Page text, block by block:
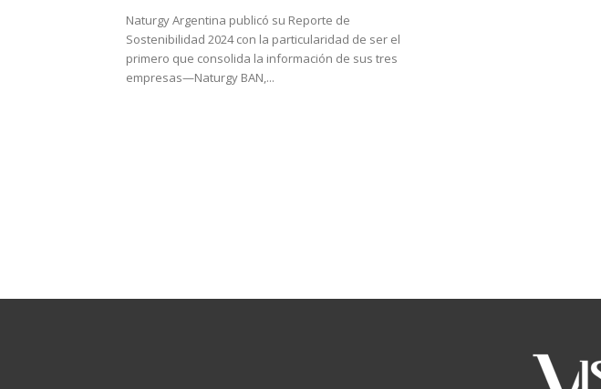
Naturgy Argentina publicó su Reporte de
Sostenibilidad 2024 con la particularidad de ser el
primero que consolida la información de sus tres
empresas—Naturgy BAN,...